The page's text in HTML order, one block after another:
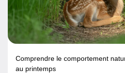
Comprendre le comportement
au printemps